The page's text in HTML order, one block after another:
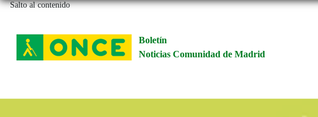
Salto al contenido
Boletín
Noticias Comunidad de Madrid